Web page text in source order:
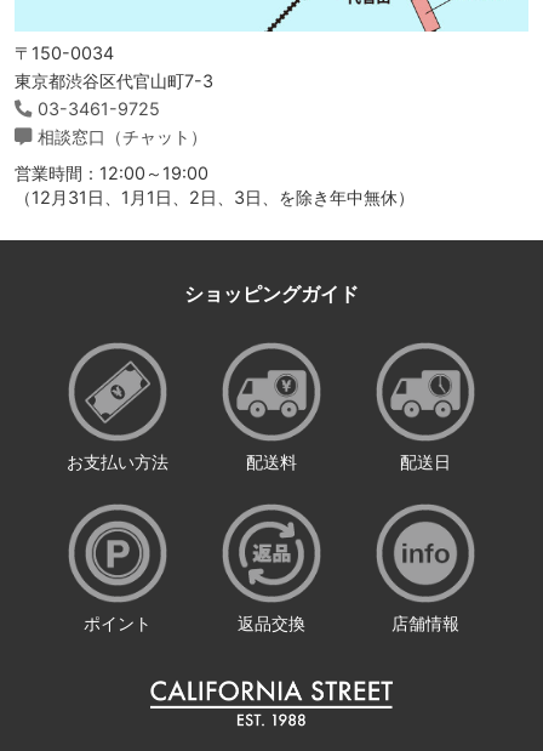
〒150-0034
東京都渋谷区代官山町7-3
03-3461-9725
相談窓口（チャット）
営業時間：12:00～19:00
（12月31日、1月1日、2日、3日、を除き年中無休）
ショッピングガイド
お支払い方法 配送料 配送日
ポイント 返品交換 店舗情報